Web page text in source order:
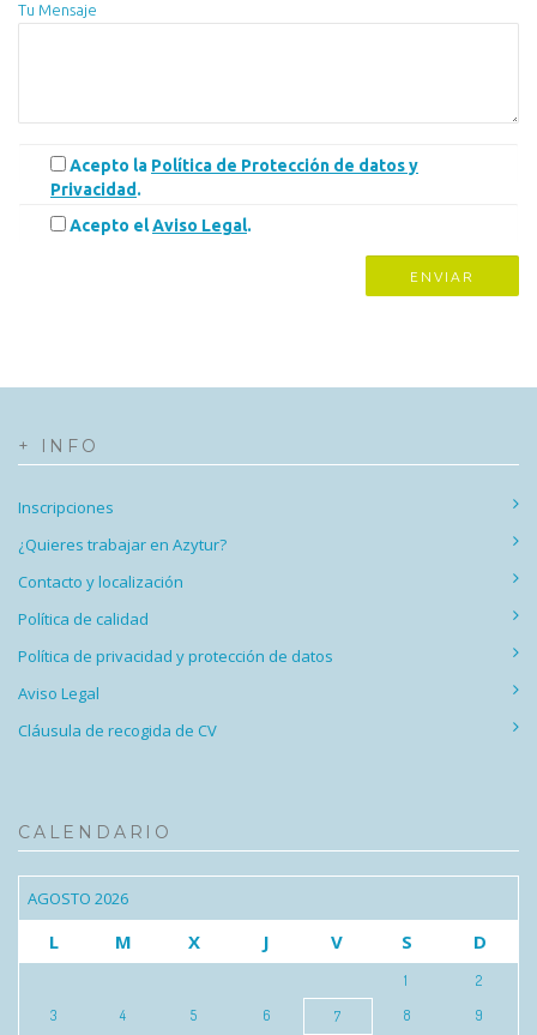
Tu Mensaje
Acepto la Política de Protección de datos y
Privacidad .
Acepto elAviso Legal.
+ INFO
Inscripciones
¿Quieres trabajar en Azytur?
Contacto y localización
Política de calidad
Política de privacidad y protección de datos
Aviso Legal
Cláusula de recogida de CV
CALENDARIO
AGOSTO 2026
L M X J V S D
1
2
3
4 5 6 7 8
9